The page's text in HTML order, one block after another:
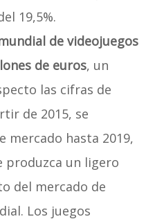
19,5%.
de videojuegos
de euros, un
las cifras de
de 2015, se
mercado hasta 2019,
produzca un ligero
del mercado de
Los juegos